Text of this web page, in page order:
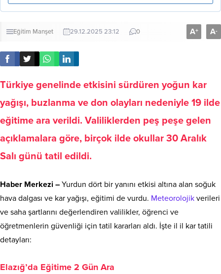
Eğitim Manşet 29.12.2025 23:12 0 A+ A-
Türkiye genelinde etkisini sürdüren yoğun kar
yağışı, buzlanma ve don olayları nedeniyle 19 ilde
eğitime ara verildi. Valiliklerden peş peşe gelen
açıklamalara göre, birçok ilde okullar 30 Aralık
Salı günü tatil edildi.
Haber Merkezi – Yurdun dört bir yanını etkisi altına alan soğuk
hava dalgası ve kar yağışı, eğitimi de vurdu. Meteorolojik verileri
ve saha şartlarını değerlendiren valilikler, öğrenci ve
öğretmenlerin güvenliği için tatil kararları aldı. İşte il il kar tatili
detayları:
Elazığ’da Eğitime 2 Gün Ara